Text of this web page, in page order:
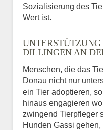
Sozialisierung des
Wert ist.
DILLINGEN AN
Menschen, die das
Donau nicht nur
ein Tier adoptieren,
hinaus engagieren
zwingend Tierpfleger
Hunden Gassi